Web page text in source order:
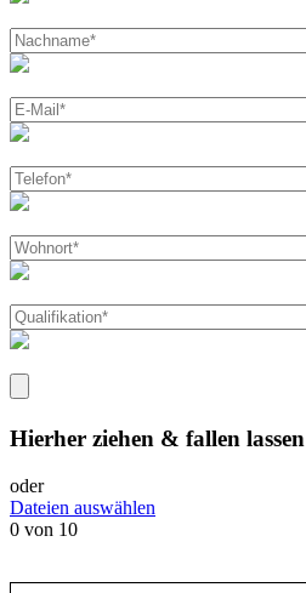
Hierher ziehen & fallen lassen
oder
Dateien auswählen
0 von 10